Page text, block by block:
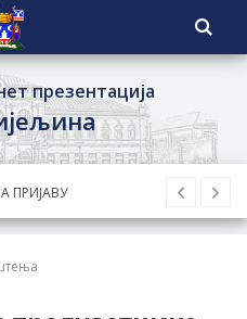
презентација
ПРИЈАВУ
ОТПАДА УЗ
ЗА